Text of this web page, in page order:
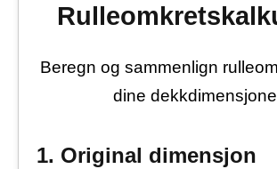
Beregn og sammenlign
dine
1. Original dimensjon